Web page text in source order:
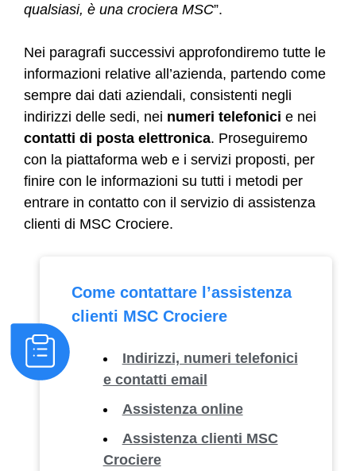
qualsiasi, è una crociera MSC”.
Nei paragrafi successivi approfondiremo tutte le
informazioni relative all’azienda, partendo come
sempre dai dati aziendali, consistenti negli
indirizzi delle sedi, nei numeri telefonici e nei
contatti di posta elettronica. Proseguiremo
con la piattaforma web e i servizi proposti, per
finire con le informazioni su tutti i metodi per
entrare in contatto con il servizio di assistenza
clienti di MSC Crociere.
Come contattare l’assistenza
clienti MSC Crociere
Indirizzi, numeri telefonici
e contatti email
Assistenza online
Assistenza clienti MSC
Crociere